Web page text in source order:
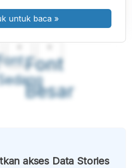
Sedang
Font
Besar
untuk baca »
akses Data Stories